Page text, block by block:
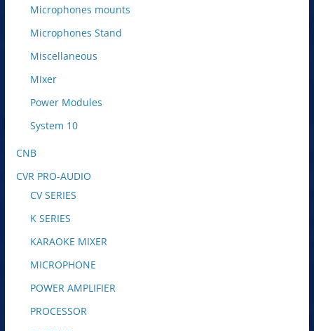
Microphones mounts
Microphones Stand
Miscellaneous
Mixer
Power Modules
System 10
CNB
CVR PRO-AUDIO
CV SERIES
K SERIES
KARAOKE MIXER
MICROPHONE
POWER AMPLIFIER
PROCESSOR